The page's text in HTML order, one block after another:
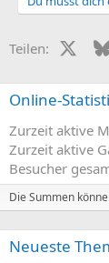
Teilen: X
Online-
Zurzeit aktive
Zurzeit aktive
Besucher
Die Summen
Neueste